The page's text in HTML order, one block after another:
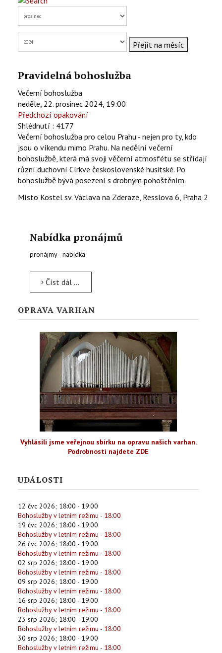
KONTAKTY
EN
Přejít na měsíc
Pravidelná bohoslužba
Večerní bohoslužba
neděle, 22. prosinec 2024, 19:00
Předchozí opakování
Shlédnutí : 4177
Večerní bohoslužba pro celou Prahu - nejen pro ty, kdo
jsou o víkendu mimo Prahu. Na nedělní večerní
bohoslužbě, která má svoji věčerní atmosfétu se střídají
různí duchovní Církve československé husitské. Po
bohoslužbě bývá posezení s drobným pohoštěním.
Místo Kostel sv. Václava na Zderaze, Resslova 6, Praha 2
Nabídka pronájmů
pronájmy - nabídka
Číst dál …
OPRAVA VARHAN
Vyhlásili jsme veřejnou sbírku na opravu našich varhan.
Podrobnosti najdete ZDE
UDÁLOSTI
12 čvc 2026; 18:00 - 19:00
Bohoslužby v letním režimu - 18:00
19 čvc 2026; 18:00 - 19:00
Bohoslužby v letním režimu - 18:00
26 čvc 2026; 18:00 - 19:00
Bohoslužby v letním režimu - 18:00
02 srp 2026; 18:00 - 19:00
Bohoslužby v letním režimu - 18:00
09 srp 2026; 18:00 - 19:00
Bohoslužby v letním režimu - 18:00
16 srp 2026; 18:00 - 19:00
Bohoslužby v letním režimu - 18:00
23 srp 2026; 18:00 - 19:00
Bohoslužby v letním režimu - 18:00
30 srp 2026; 18:00 - 19:00
Bohoslužby v letním režimu - 18:00